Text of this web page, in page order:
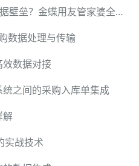
如何打通3000+经销商ERP数据壁垒？金蝶用友管家婆全兼容方案
数据处理与传输
数据对接
之间的采购入库单集成
解
实战技术